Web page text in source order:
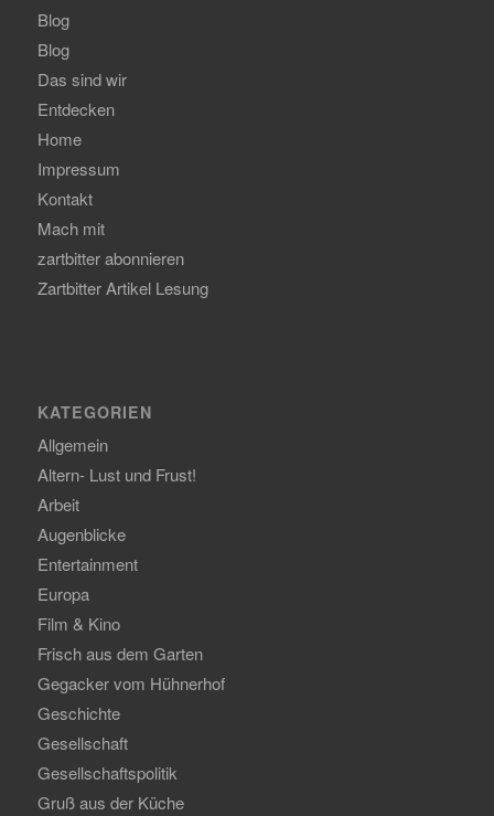
Blog
Blog
Das sind wir
Entdecken
Home
Impressum
Kontakt
Mach mit
zartbitter abonnieren
Zartbitter Artikel Lesung
KATEGORIEN
Allgemein
Altern- Lust und Frust!
Arbeit
Augenblicke
Entertainment
Europa
Film & Kino
Frisch aus dem Garten
Gegacker vom Hühnerhof
Geschichte
Gesellschaft
Gesellschaftspolitik
Gruß aus der Küche